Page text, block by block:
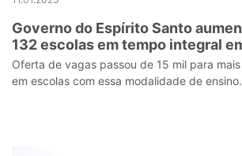
Governo do Espírito Santo
132 escolas em tempo integral
Oferta de vagas passou de 15 mil para
em escolas com essa modalidade de ensino.